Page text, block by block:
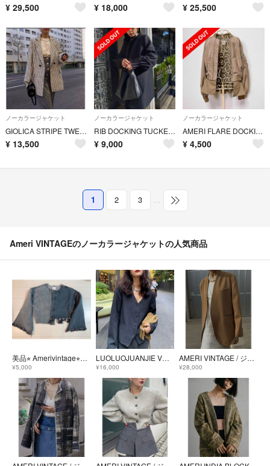
¥ 29,500 ¥ 18,000 ¥ 25,500
ノーカラージャケット
GIOLICA STRIPE TWEED JACKET
¥ 13,500
ノーカラージャケット
RIB DOCKING TUCKED CUFFS JACKET Mサイズ
¥ 9,000
ノーカラージャケット
AMERI FLARE DOCKING MA-1 カーキ ペプラム ジャケット
¥ 4,500
1 2 3 …
Ameri VINTAGEのノーカラージャケットの人気商品
美品⭐︎ Amerivintage⭐︎デニム ジャケット
¥5,000
LUOLUOJUANJIE Vネック ノーカラー オーバーサイズ ジャケット
¥16,000
AMERI VINTAGE / ジャケット
¥28,000